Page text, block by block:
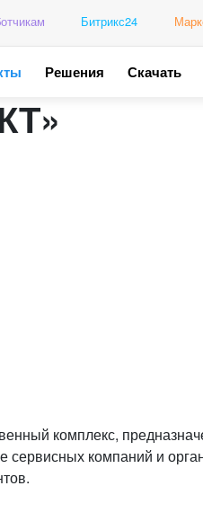
Битрикс24
Решения Скачать
комплекс,
сервисных компаний и